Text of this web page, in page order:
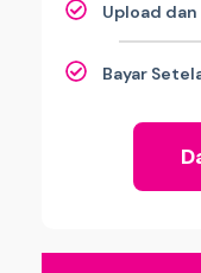
Upload dan
Bayar